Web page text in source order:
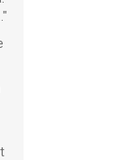
"